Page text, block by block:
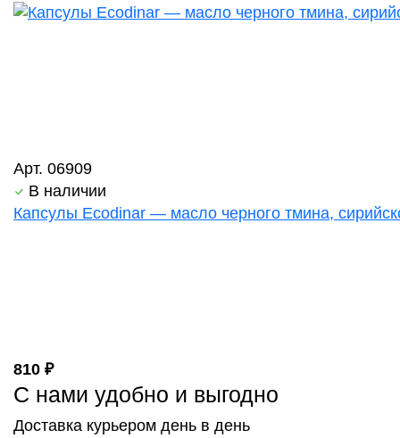
Арт. 06909
В наличии
Капсулы Ecodinar — масло черного тмина,
810 ₽
С нами удобно и выгодно
Доставка курьером день в день